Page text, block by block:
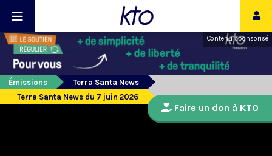
Contenu sponsorisé
Émissions
Terra Santa News
Terra Santa News du 7 juin 2026
Faire un don à KTO